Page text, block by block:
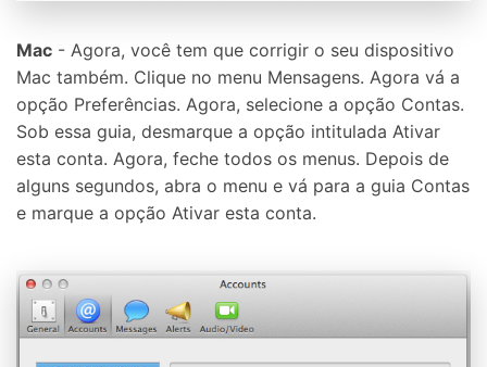
Mac - Agora, você tem que corrigir o seu dispositivo
Mac também. Clique no menu Mensagens. Agora vá a
opção Preferências. Agora, selecione a opção Contas.
Sob essa guia, desmarque a opção intitulada Ativar
esta conta. Agora, feche todos os menus. Depois de
alguns segundos, abra o menu e vá para a guia Contas
e marque a opção Ativar esta conta.